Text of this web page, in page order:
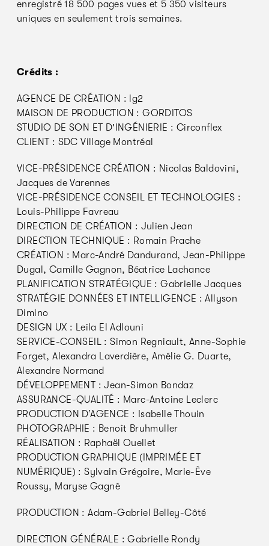
enregistré 18 500 pages vues et 5 350 visiteurs
uniques en seulement trois semaines.
Crédits :
AGENCE DE CRÉATION : lg2
MAISON DE PRODUCTION : GORDITOS
STUDIO DE SON ET D'INGÉNIERIE : Circonflex
CLIENT : SDC Village Montréal
VICE-PRÉSIDENCE CRÉATION : Nicolas Baldovini,
Jacques de Varennes
VICE-PRÉSIDENCE CONSEIL ET TECHNOLOGIES :
Louis-Philippe Favreau
DIRECTION DE CRÉATION : Julien Jean
DIRECTION TECHNIQUE : Romain Prache
CRÉATION : Marc-André Dandurand, Jean-Philippe
Dugal, Camille Gagnon, Béatrice Lachance
PLANIFICATION STRATÉGIQUE : Gabrielle Jacques
STRATÉGIE DONNÉES ET INTELLIGENCE : Allyson
Dimino
DESIGN UX : Leila El Adlouni
SERVICE-CONSEIL : Simon Regniault, Anne-Sophie
Forget, Alexandra Laverdière, Amélie G. Duarte,
Alexandre Normand
DÉVELOPPEMENT : Jean-Simon Bondaz
ASSURANCE-QUALITÉ : Marc-Antoine Leclerc
PRODUCTION D’AGENCE : Isabelle Thouin
PHOTOGRAPHIE : Benoît Bruhmuller
RÉALISATION : Raphaël Ouellet
PRODUCTION GRAPHIQUE (IMPRIMÉE ET
NUMÉRIQUE) : Sylvain Grégoire, Marie-Ève
Roussy, Maryse Gagné
PRODUCTION : Adam-Gabriel Belley-Côté
DIRECTION GÉNÉRALE : Gabrielle Rondy